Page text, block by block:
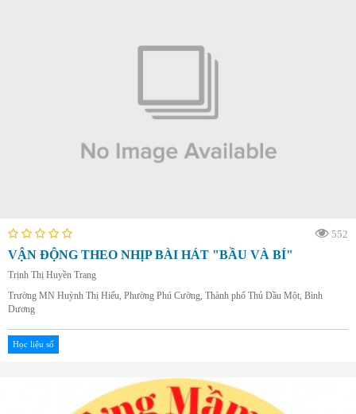
552
VẬN ĐỘNG THEO NHỊP BÀI HÁT "BẦU VÀ BÍ"
Trịnh Thị Huyền Trang
Trường MN Huỳnh Thị Hiếu, Phường Phú Cường, Thành phố Thủ Dầu Một, Bình
Dương
Học liệu số